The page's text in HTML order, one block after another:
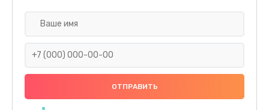
Замена праймера
1000 руб.